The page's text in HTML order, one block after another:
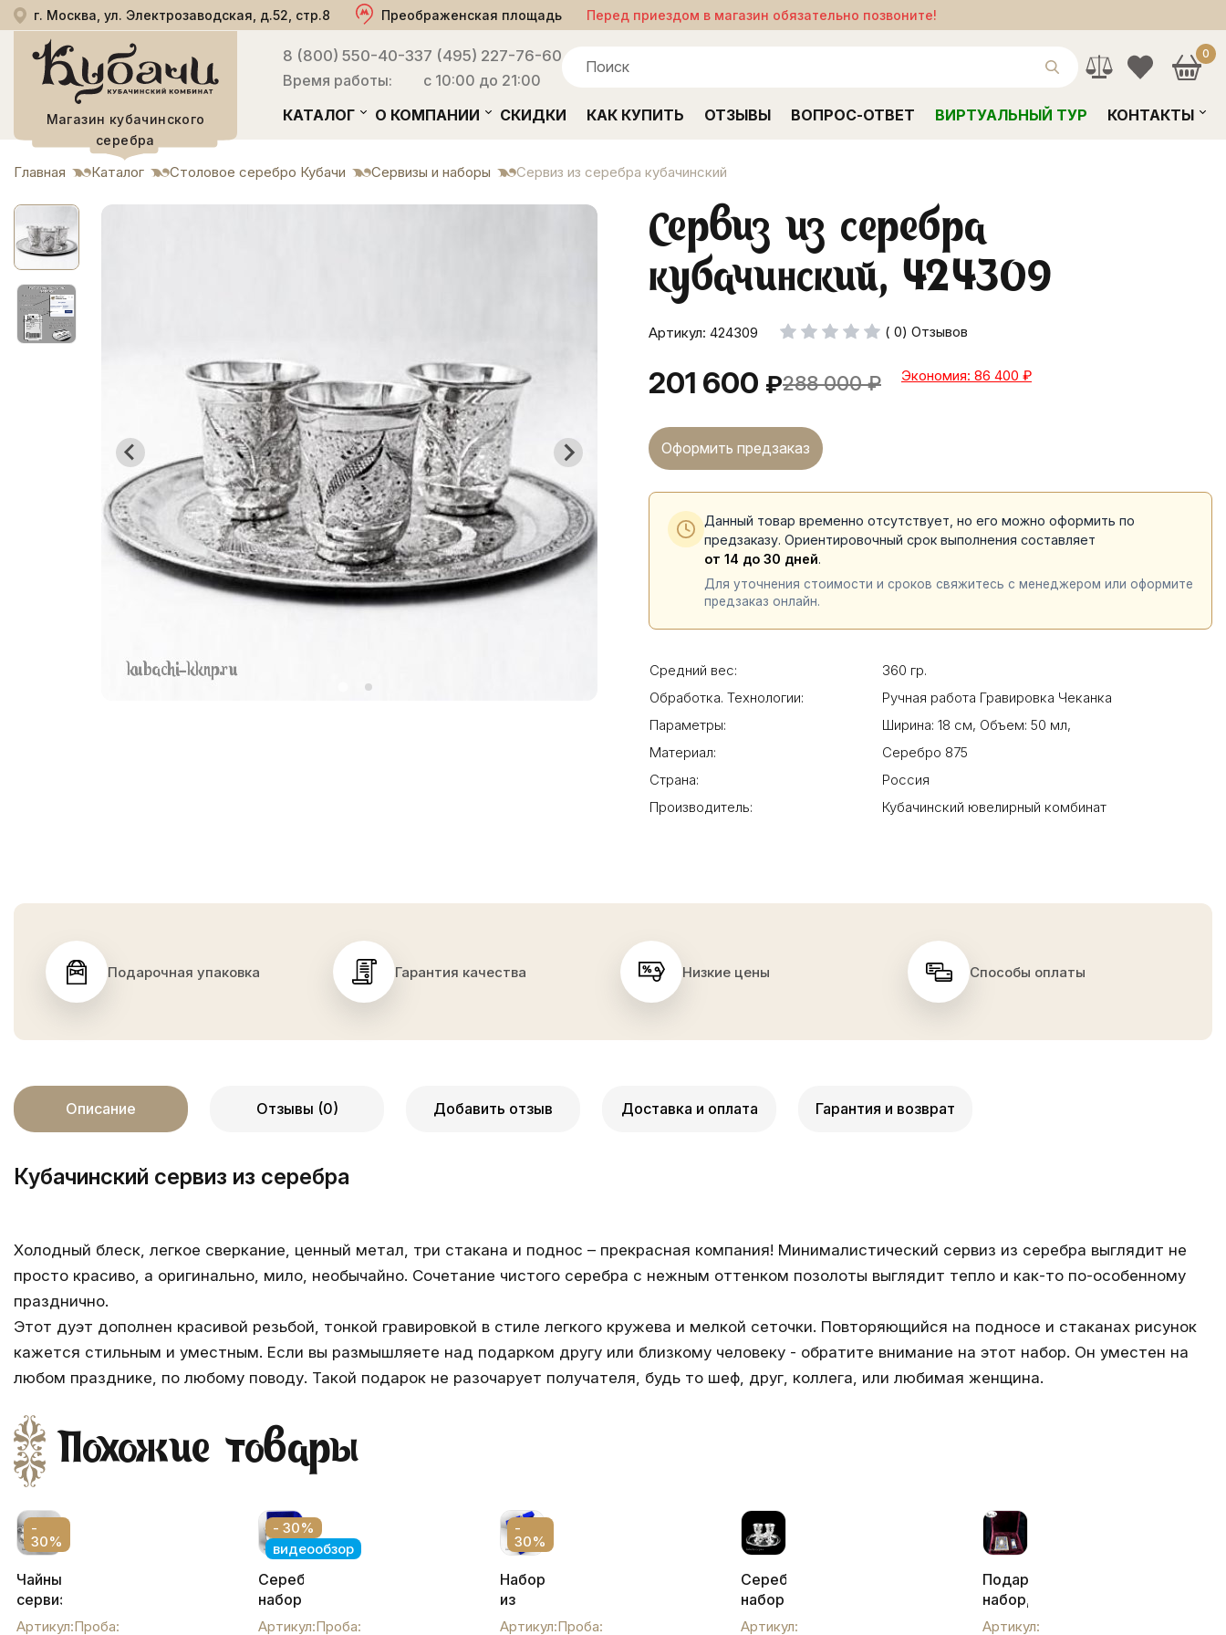
г. Москва, ул. Электрозаводская, д.52, стр.8 Преображенская площадь Перед приездом в магазин обязательно позвоните!
Магазин кубачинского
серебра
8 (800) 550-40-33
Время работы:
7 (495) 227-76-60
с 10:00 до 21:00
0
КАТАЛОГ О КОМПАНИИ СКИДКИ КАК КУПИТЬ ОТЗЫВЫ ВОПРОС-ОТВЕТ ВИРТУАЛЬНЫЙ ТУР КОНТАКТЫ
Главная Каталог Столовое серебро Кубачи Сервизы и наборы Сервиз из серебра кубачинский
Сервиз из серебра
кубачинский, 424309
Артикул: 424309 ( 0) Отзывов
201 600 ₽288 000 ₽ Экономия: 86 400 ₽
Оформить предзаказ
Данный товар временно отсутствует, но его можно оформить по
предзаказу. Ориентировочный срок выполнения составляет
от 14 до 30 дней.
Для уточнения стоимости и сроков свяжитесь с менеджером или оформите
предзаказ онлайн.
Средний вес:
360 гр.
Обработка. Технологии:
Ручная работа Гравировка Чеканка
Параметры:
Ширина: 18 см, Объем: 50 мл,
Материал:
Серебро 875
Страна:
Россия
Производитель:
Кубачинский ювелирный комбинат
Подарочная упаковка Гарантия качества Низкие цены Способы оплаты
Описание Отзывы (0) Добавить отзыв Доставка и оплата Гарантия и возврат
Кубачинский сервиз из серебра
Холодный блеск, легкое сверкание, ценный метал, три стакана и поднос – прекрасная компания! Минималистический сервиз из серебра выглядит не
просто красиво, а оригинально, мило, необычайно. Сочетание чистого серебра с нежным оттенком позолоты выглядит тепло и как-то по-особенному
празднично.
Этот дуэт дополнен красивой резьбой, тонкой гравировкой в стиле легкого кружева и мелкой сеточки. Повторяющийся на подносе и стаканах рисунок
кажется стильным и уместным. Если вы размышляете над подарком другу или близкому человеку - обратите внимание на этот набор. Он уместен на
любом празднике, по любому поводу. Такой подарок не разочарует получателя, будь то шеф, друг, коллега, или любимая женщина.
Похожие товары
-
30%
Чайный
сервиз
из
Артикул:Проба:
- 30%
видеообзор
Серебряный
набор
из
Артикул:Проба:
-
30%
Набор
из
двух
Артикул:Проба:
Серебряный
набор
«На
Артикул:
Подарочный
набор,
н.к.0001
Артикул: